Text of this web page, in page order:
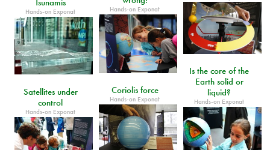
Hands-on Exponat
Tsunamis
Hands-on Exponat
Is the core of the
Earth solid or
liquid?
Hands-on Exponat
Coriolis force
Hands-on Exponat
Satellites under
control
Hands-on Exponat